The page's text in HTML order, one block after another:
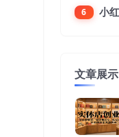
6
文章展示